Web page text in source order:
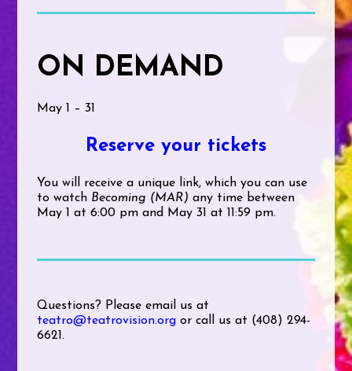
ON DEMAND
May 1 – 31
Reserve your tickets
You will receive a unique link, which you can use
to watch Becoming (MAR) any time between
May 1 at 6:00 pm and May 31 at 11:59 pm.
Questions? Please email us at
teatro@teatrovision.org or call us at (408) 294-
6621.